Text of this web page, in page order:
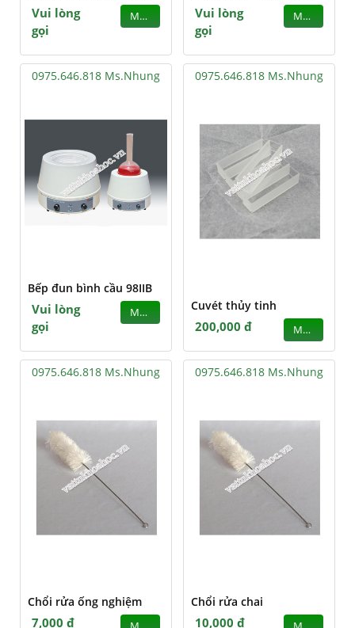
Vui lòng
gọi
MUA
Vui lòng
gọi
MUA
0975.646.818 Ms.Nhung
Bếp đun bình cầu 98IIB
Vui lòng
gọi
MUA
0975.646.818 Ms.Nhung
Cuvét thủy tinh
200,000 đ MUA
0975.646.818 Ms.Nhung
Chổi rửa ống nghiệm
7,000 đ
0975.646.818 Ms.Nhung
Chổi rửa chai
10,000 đ